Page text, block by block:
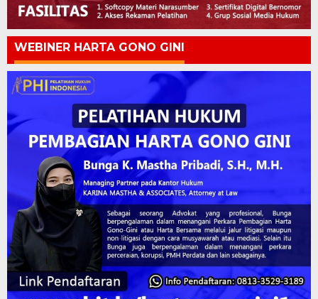
WEBINER HARTA GONO GINI